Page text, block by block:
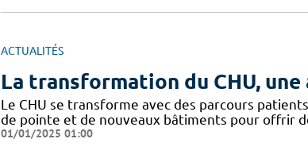
ACTUALITÉS
La transformation du CHU,
Le CHU se transforme avec des parcours
de pointe et de nouveaux bâtiments pour offrir
01/01/2025 01:00